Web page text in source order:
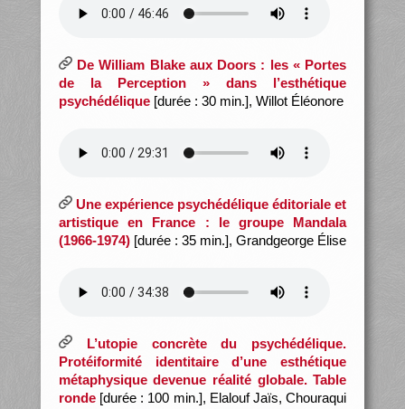
De William Blake aux Doors : les « Portes
de la Perception » dans l’esthétique
psychédélique[durée : 30 min.], Willot Éléonore
Une expérience psychédélique éditoriale et
artistique en France : le groupe Mandala
(1966-1974)[durée : 35 min.], Grandgeorge Élise
L’utopie concrète du psychédélique.
Protéiformité identitaire d’une esthétique
métaphysique devenue réalité globale. Table
ronde[durée : 100 min.], Elalouf Jaïs, Chouraqui